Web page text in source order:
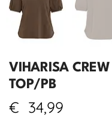
VIHARISA
TOP/PB
€ 34,99